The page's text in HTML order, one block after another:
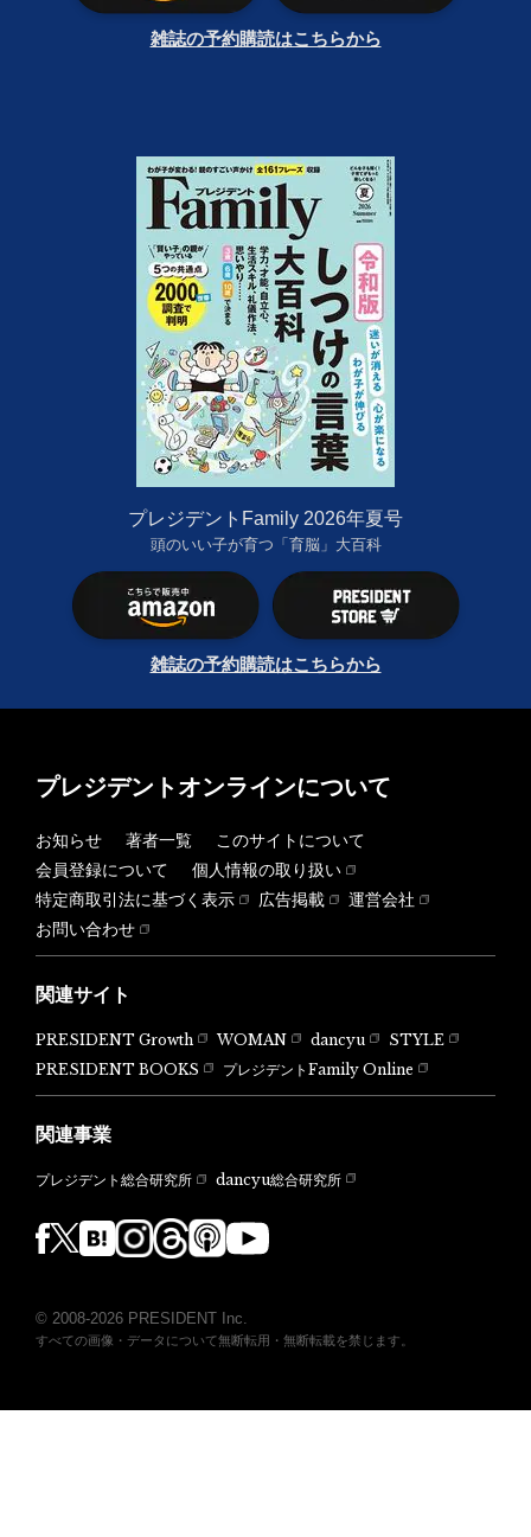
雑誌の予約購読はこちらから
プレジデントFamily 2026年夏号
頭のいい子が育つ「育脳」大百科
雑誌の予約購読はこちらから
プレジデントオンラインについて
お知らせ 著者一覧
このサイトについて
会員登録について
個人情報の取り扱い
特定商取引法に基づく表示
広告掲載
運営会社
お問い合わせ
関連サイト
PRESIDENT Growth WOMAN dancyu
STYLE
PRESIDENT BOOKS
プレジデントFamily Online
関連事業
プレジデント総合研究所 dancyu総合研究所
© 2008-2026 PRESIDENT Inc.
すべての画像・データについて無断転用・無断転載を禁じます。